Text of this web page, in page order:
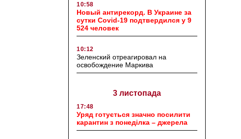
10:58
Новый антирекорд. В Украине за
сутки Covid-19 подтвердился у 9
524 человек
10:12
Зеленский отреагировал на
освобождение Маркива
3 листопада
17:48
Уряд готується значно посилити
карантин з понеділка – джерела